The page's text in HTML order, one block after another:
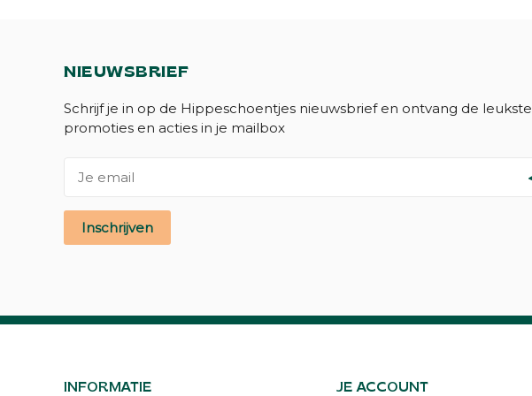
NIEUWSBRIEF
Schrijf je in op de Hippeschoentjes nieuwsbrief en ontvang de leukste
promoties en acties in je mailbox
Inschrijven
INFORMATIE JE ACCOUNT